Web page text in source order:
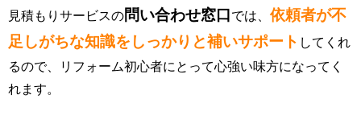
見積もりサービスの問い合わせ窓口 では、 依頼者が不
足しがちな知識をしっかりと補いサポート してくれ
るので、リフォーム初心者にとって心強い味方になってく
れます。